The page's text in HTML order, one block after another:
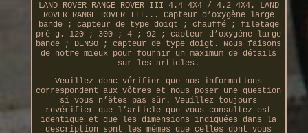
LAND ROVER RANGE ROVER III 4.4 4X4 / 4.2 4X4. LAND
ROVER RANGE ROVER III... Capteur d’oxygène large
bande ; capteur de type doigt ; chauffé ; filetage
pré-g. 120 ; 300 ; 4 ; 92 ; capteur d’oxygène large
bande ; DENSO ; capteur de type doigt. Nous faisons
de notre mieux pour fournir un maximum de détails
sur les articles.
Veuillez donc vérifier que nos informations
correspondent aux vôtres et nous poser une question
si vous n’êtes pas sûr. Veuillez toujours
revérifier que l’article que vous consultez est
identique et que les dimensions indiquées dans la
description sont les mêmes que celles dont vous